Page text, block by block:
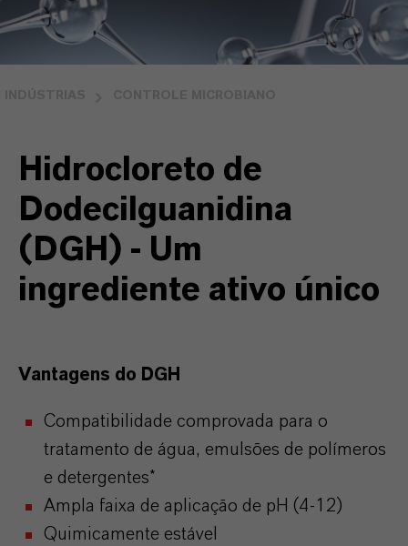
Hidrocloreto de
Dodecilguanidina
(DGH) - Um
ingrediente ativo único
Vantagens do DGH
Compatibilidade comprovada para o
tratamento de água, emulsões de polímeros
e detergentes*
Ampla faixa de aplicação de pH (4-12)
Quimicamente estável